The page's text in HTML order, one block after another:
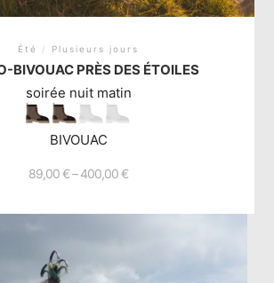
Été / Plusieurs jours
BIVOUAC PRÈS DES ÉTOILES
soirée nuit matin
BIVOUAC
89,00 €–400,00 €